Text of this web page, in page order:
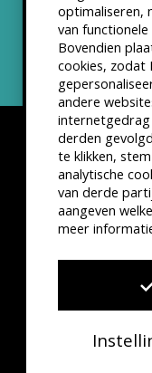
optimaliseren,
van functionele
Bovendien
cookies, zodat
andere
internetgedrag
derden
te klikken,
analytische
van derde
aangeven
meer
Nieuwsbrief
Disclaimer
VSCD